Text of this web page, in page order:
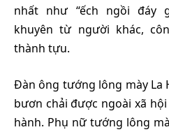
nhất như “ếch ngồi đáy
khuyên từ người khác,
thành tựu.
Đàn ông tướng lông mày La
bươn chải được ngoài xã
hành. Phụ nữ tướng lông